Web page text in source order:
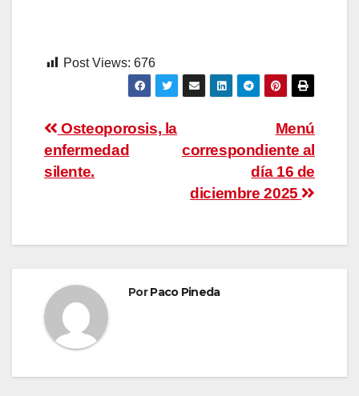
Post Views: 676
Navegación
de
Menú
correspondiente al
día 16 de
diciembre 2025
Osteoporosis, la
enfermedad
silente.
PorPaco Pineda